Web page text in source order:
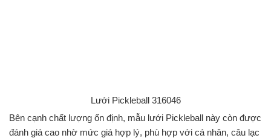
Lưới Pickleball 316046
Bên cạnh chất lượng ổn định, mẫu lưới Pickleball này còn được
đánh giá cao nhờ mức giá hợp lý, phù hợp với cá nhân, câu lạc